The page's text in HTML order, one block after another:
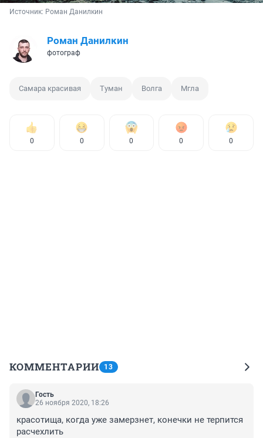
Источник: Роман Данилкин
Роман Данилкин
фотограф
Самара красивая Туман Волга Мгла
0 0 0 0 0
КОММЕНТАРИИ 13
Гость
26 ноября 2020, 18:26
красотища, когда уже замерзнет, конечки не терпится
расчехлить